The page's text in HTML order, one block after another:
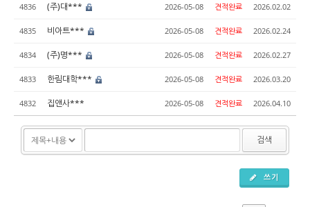
4836 (주)대*** 2026-05-08 견적완료 2026.02.02
4835 비아트*** 2026-05-08 견적완료 2026.02.24
4834 (주)명*** 2026-05-08 견적완료 2026.02.27
4833 한림대학*** 2026-05-08 견적완료 2026.03.20
4832 집앤사*** 2026-05-08 견적완료 2026.04.10
검색
쓰기